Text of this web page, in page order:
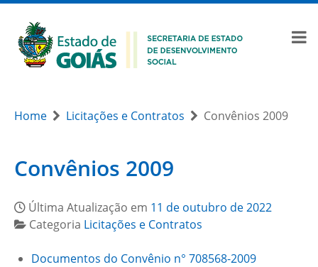
Home Licitações e Contratos Convênios 2009
Convênios 2009
Última Atualização em 11 de outubro de 2022
Categoria Licitações e Contratos
Documentos do Convênio n° 708568-2009